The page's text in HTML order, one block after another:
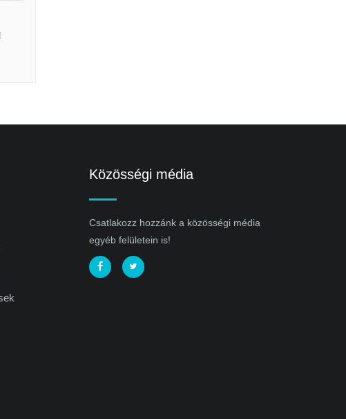
Közösségi média
Csatlakozz hozzánk a közösségi média
egyéb felületein is!